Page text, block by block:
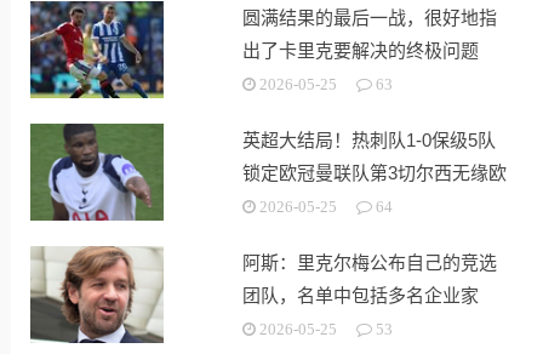
圆满结果的最后一战，很好地指
出了卡里克要解决的终极问题
2026-05-25 63
英超大结局！热刺队1-0保级5队
锁定欧冠曼联队第3切尔西无缘欧
战2026-05-25 64
阿斯：里克尔梅公布自己的竞选
团队，名单中包括多名企业家
2026-05-25 53